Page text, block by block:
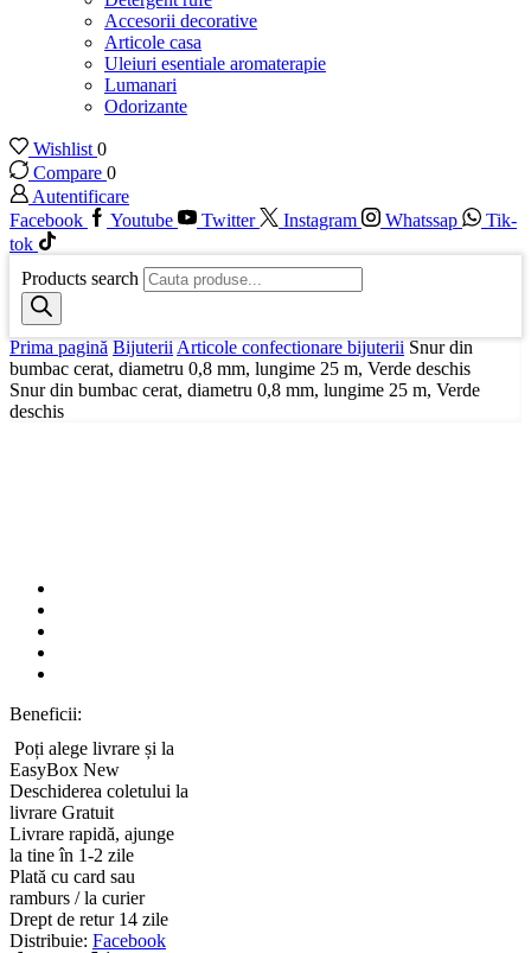
Accesorii decorative
Articole casa
Uleiuri esentiale aromaterapie
Lumanari
Odorizante
Wishlist 0
Compare 0
Autentificare
Facebook
Youtube Twitter Instagram Whatssap
Tik-
tok
Products search
Prima pagină Bijuterii Articole confectionare bijuterii Snur din
bumbac cerat, diametru 0,8 mm, lungime 25 m, Verde deschis
Snur din bumbac cerat, diametru 0,8 mm, lungime 25 m, Verde
deschis
Beneficii:
Poți alege livrare și la
EasyBox New
Deschiderea coletului la
livrare Gratuit
Livrare rapidă, ajunge
la tine în 1-2 zile
Plată cu card sau
ramburs / la curier
Drept de retur 14 zile
Distribuie: Facebook